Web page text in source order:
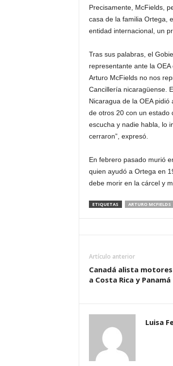
Precisamente, McFields,
casa de la familia Ortega,
entidad internacional, un
Tras sus palabras, el
representante ante la
Arturo McFields no nos
Cancillería nicaragüense.
Nicaragua de la OEA
de otros 20 con un estado
escucha y nadie habla, lo
cerraron”, expresó.
En febrero pasado murió
quien ayudó a Ortega en
debe morir en la cárcel y
ETIQUETAS ARTURO MCFIELDS
Artículo anterior
Canadá alista
a Costa Rica y Panamá
Luisa